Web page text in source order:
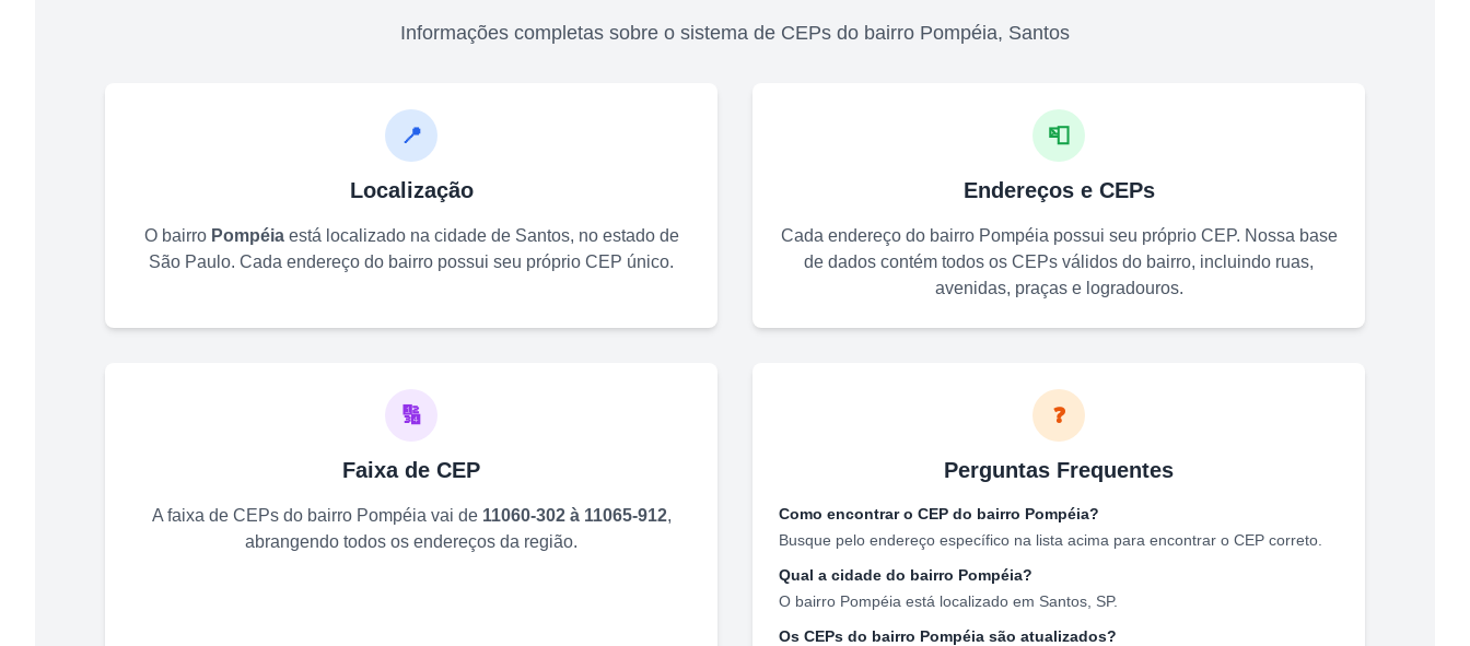
Informações completas sobre o sistema de CEPs do bairro Pompéia, Santos
📍
Localização
O bairro Pompéiaestá localizado na cidade de Santos, no estado de
São Paulo. Cada endereço do bairro possui seu próprio CEP único.
📮
Endereços e CEPs
Cada endereço do bairro Pompéia possui seu próprio CEP. Nossa base
de dados contém todos os CEPs válidos do bairro, incluindo ruas,
avenidas, praças e logradouros.
🔢
Faixa de CEP
A faixa de CEPs do bairro Pompéia vai de 11060-302 à 11065-912,
abrangendo todos os endereços da região.
❓
Perguntas Frequentes
Como encontrar o CEP do bairro Pompéia?
Busque pelo endereço específico na lista acima para encontrar o CEP correto.
Qual a cidade do bairro Pompéia?
O bairro Pompéia está localizado em Santos SP.
Os CEPs do bairro Pompéia são atualizados?